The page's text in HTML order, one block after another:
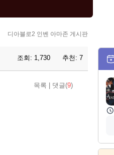
디아블로2 인벤 아마존 게시판
조회: 1,730 추천: 7
목록 댓글(9)